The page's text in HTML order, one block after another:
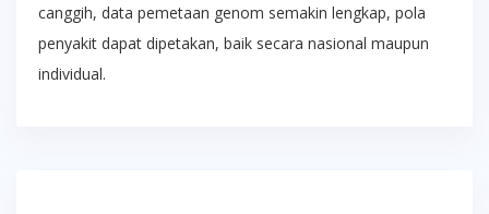
canggih, data pemetaan genom semakin lengkap, pola
penyakit dapat dipetakan, baik secara nasional maupun
individual.